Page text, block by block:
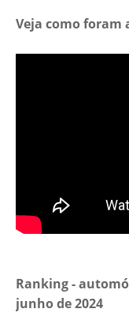
Veja como foram
Ranking -
junho de 2024